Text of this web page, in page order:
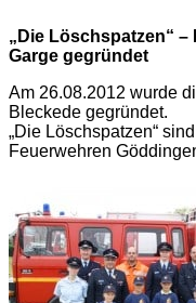
„Die Löschspatzen“
Garge gegründet
Am 26.08.2012 wurde
Bleckede gegründet.
„Die Löschspatzen“
Feuerwehren